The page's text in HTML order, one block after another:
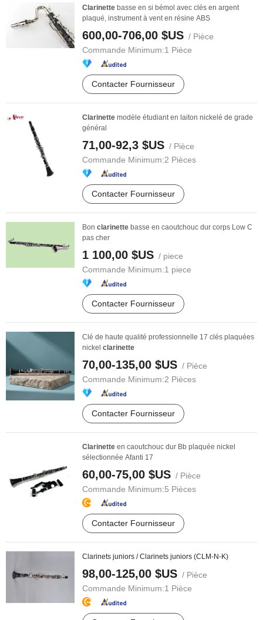
Clarinette basse en si bémol avec clés en argent
plaqué, instrument à vent en résine ABS
600,00-706,00 $US / Pièce
Commande Minimum:1 Pièce
Contacter Fournisseur
Clarinette modèle étudiant en laiton nickelé de grade
général
71,00-92,3 $US / Pièce
Commande Minimum:2 Pièces
Contacter Fournisseur
Bon clarinette basse en caoutchouc dur corps Low C
pas cher
1 100,00 $US / piece
Commande Minimum:1 piece
Contacter Fournisseur
Clé de haute qualité professionnelle 17 clés plaquées
nickel clarinette
70,00-135,00 $US / Pièce
Commande Minimum:2 Pièces
Contacter Fournisseur
Clarinette en caoutchouc dur Bb plaquée nickel
sélectionnée Afanti 17
60,00-75,00 $US / Pièce
Commande Minimum:5 Pièces
Contacter Fournisseur
Clarinets juniors / Clarinets juniors (CLM-N-K)
98,00-125,00 $US / Pièce
Commande Minimum:1 Pièce